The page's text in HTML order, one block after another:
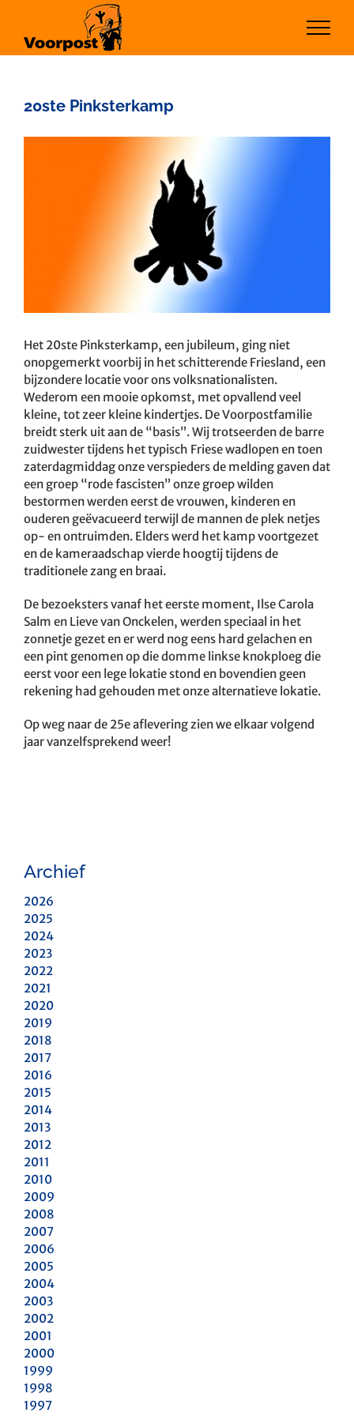
inhoud
20ste Pinksterkamp
Het 20ste Pinksterkamp, een jubileum, ging niet
onopgemerkt voorbij in het schitterende Friesland, een
bijzondere locatie voor ons volksnationalisten.
Wederom een mooie opkomst, met opvallend veel
kleine, tot zeer kleine kindertjes. De Voorpostfamilie
breidt sterk uit aan de “basis”. Wij trotseerden de barre
zuidwester tijdens het typisch Friese wadlopen en toen
zaterdagmiddag onze verspieders de melding gaven dat
een groep “rode fascisten” onze groep wilden
bestormen werden eerst de vrouwen, kinderen en
ouderen geëvacueerd terwijl de mannen de plek netjes
op- en ontruimden. Elders werd het kamp voortgezet
en de kameraadschap vierde hoogtij tijdens de
traditionele zang en braai.
De bezoeksters vanaf het eerste moment, Ilse Carola
Salm en Lieve van Onckelen, werden speciaal in het
zonnetje gezet en er werd nog eens hard gelachen en
een pint genomen op die domme linkse knokploeg die
eerst voor een lege lokatie stond en bovendien geen
rekening had gehouden met onze alternatieve lokatie.
Op weg naar de 25e aflevering zien we elkaar volgend
jaar vanzelfsprekend weer!
Archief
2026
2025
2024
2023
2022
2021
2020
2019
2018
2017
2016
2015
2014
2013
2012
2011
2010
2009
2008
2007
2006
2005
2004
2003
2002
2001
2000
1999
1998
1997